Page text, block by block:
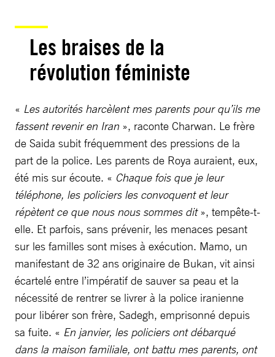
Les braises de la
révolution féministe
« Les autorités harcèlent mes parents pour qu’ils me
fassent revenir en Iran », raconte Charwan. Le frère
de Saida subit fréquemment des pressions de la
part de la police. Les parents de Roya auraient, eux,
été mis sur écoute. « Chaque fois que je leur
téléphone, les policiers les convoquent et leur
répètent ce que nous nous sommes dit», tempête-t-
elle. Et parfois, sans prévenir, les menaces pesant
sur les familles sont mises à exécution. Mamo, un
manifestant de 32 ans originaire de Bukan, vit ainsi
écartelé entre l’impératif de sauver sa peau et la
nécessité de rentrer se livrer à la police iranienne
pour libérer son frère, Sadegh, emprisonné depuis
sa fuite. « En janvier, les policiers ont débarqué
dans la maison familiale, ont battu mes parents, ont